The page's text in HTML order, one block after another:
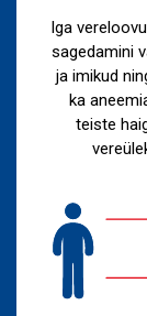
Iga
sagedamini
ja imikud
ka
teiste